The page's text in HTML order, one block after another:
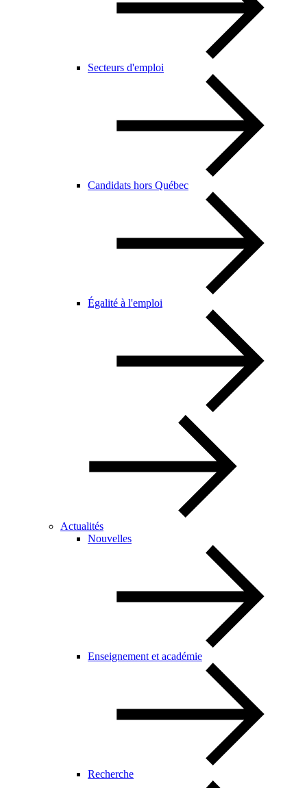
Secteurs d'emploi
Candidats hors Québec
Égalité à l'emploi
Actualités
Nouvelles
Enseignement et académie
Recherche